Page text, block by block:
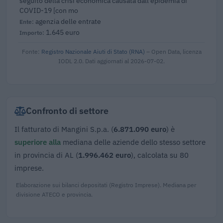
COVID-19 [con mo
agenzia delle entrate
1.645 euro
Fonte: Registro Nazionale Aiuti di Stato (RNA) – Open Data, licenza
IODL 2.0. Dati aggiornati al 2026-07-02.
Confronto di settore
Il fatturato di Mangini S.p.a. (6.871.090 euro) è
superiore alla mediana delle aziende dello stesso settore
in provincia di AL (1.996.462 euro), calcolata su 80
imprese.
Elaborazione sui bilanci depositati (Registro Imprese). Mediana per
divisione ATECO e provincia.